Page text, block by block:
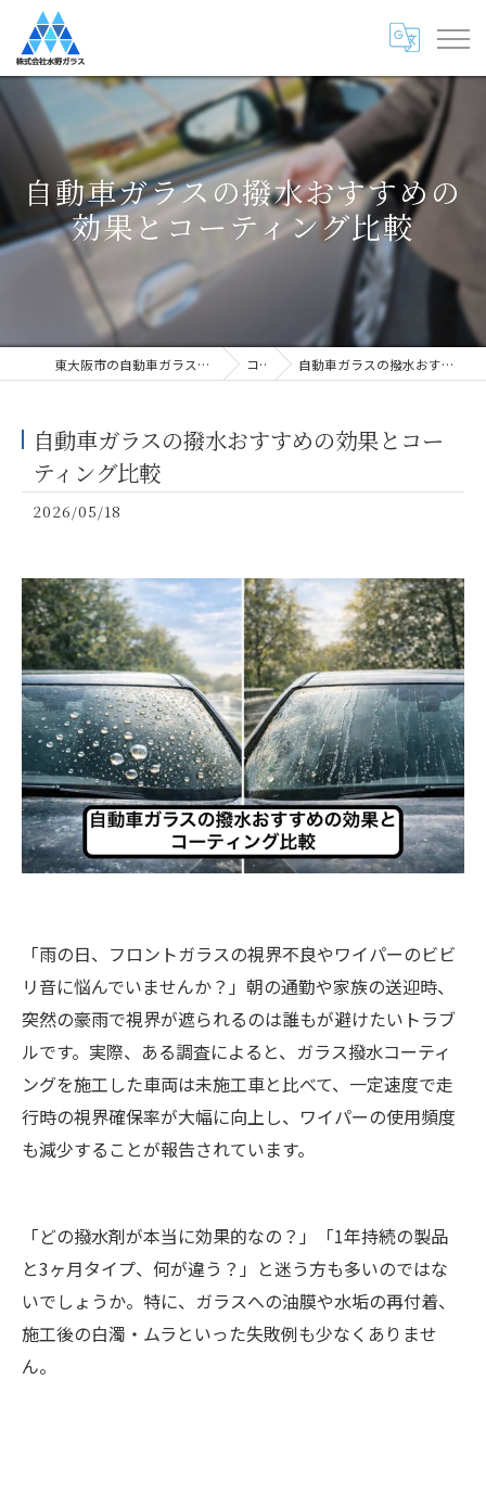
自動車ガラスの撥水おすすめの
効果とコーティング比較
東大阪市の自動車ガラス専門店・株式会社水野ガラス コラム 自動車ガラスの撥水おすすめの効果とコーティング比較
自動車ガラスの撥水おすすめの効果とコー
ティング比較
2026/05/18
「雨の日、フロントガラスの視界不良やワイパーのビビ
リ音に悩んでいませんか？」朝の通勤や家族の送迎時、
突然の豪雨で視界が遮られるのは誰もが避けたいトラブ
ルです。実際、ある調査によると、ガラス撥水コーティ
ングを施工した車両は未施工車と比べて、一定速度で走
行時の視界確保率が大幅に向上し、ワイパーの使用頻度
も減少することが報告されています。
「どの撥水剤が本当に効果的なの？」「1年持続の製品
と3ヶ月タイプ、何が違う？」と迷う方も多いのではな
いでしょうか。特に、ガラスへの油膜や水垢の再付着、
施工後の白濁・ムラといった失敗例も少なくありませ
ん。